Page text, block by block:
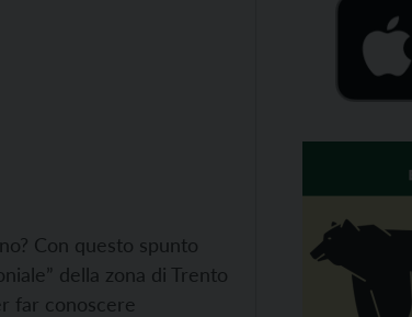
Con questo spunto
della zona di Trento
far conoscere